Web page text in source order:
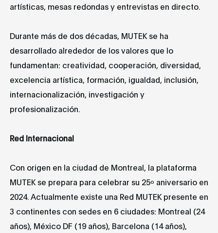
artísticas, mesas redondas y entrevistas en directo.
Durante más de dos décadas, MUTEK se ha
desarrollado alrededor de los valores que lo
fundamentan: creatividad, cooperación, diversidad,
excelencia artística, formación, igualdad, inclusión,
internacionalización, investigación y
profesionalización.
Red Internacional
Con origen en la ciudad de Montreal, la plataforma
MUTEK se prepara para celebrar su 25º aniversario en
2024. Actualmente existe una Red MUTEK presente en
3 continentes con sedes en 6 ciudades: Montreal (24
años), México DF (19 años), Barcelona (14 años),